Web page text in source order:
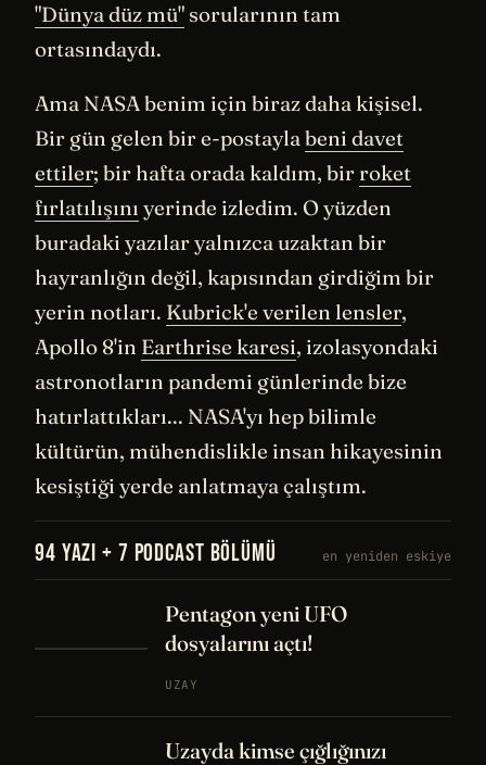
"Dünya düz mü" sorularının tam
ortasındaydı.
Ama NASA benim için biraz daha kişisel.
Bir gün gelen bir e-postaylabeni davet
ettiler; bir hafta orada kaldım, bir roket
fırlatılışını yerinde izledim. O yüzden
buradaki yazılar yalnızca uzaktan bir
hayranlığın değil, kapısından girdiğim bir
yerin notları. Kubrick'e verilen lensler,
Apollo 8'in Earthrise karesi, izolasyondaki
astronotların pandemi günlerinde bize
hatırlattıkları... NASA'yı hep bilimle
kültürün, mühendislikle insan hikayesinin
kesiştiği yerde anlatmaya çalıştım.
94 YAZI + 7 PODCAST BÖLÜMÜ en yeniden eskiye
Pentagon yeni UFO
dosyalarını açtı!
UZAY
Uzayda kimse çığlığınızı